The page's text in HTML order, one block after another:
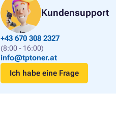
Kundensupport
+43 670 308 2327
(8:00 - 16:00)
info@tptoner.at
Ich habe eine Frage